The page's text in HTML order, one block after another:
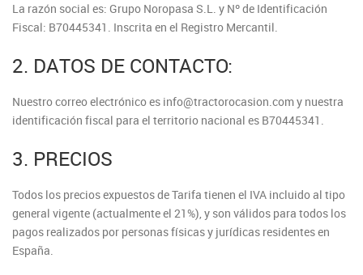
La razón social es: Grupo Noropasa S.L. y Nº de Identificación
Fiscal: B70445341. Inscrita en el Registro Mercantil.
2. DATOS DE CONTACTO:
Nuestro correo electrónico es info@tractorocasion.com y nuestra
identificación fiscal para el territorio nacional es B70445341.
3. PRECIOS
Todos los precios expuestos de Tarifa tienen el IVA incluido al tipo
general vigente (actualmente el 21%), y son válidos para todos los
pagos realizados por personas físicas y jurídicas residentes en
España.